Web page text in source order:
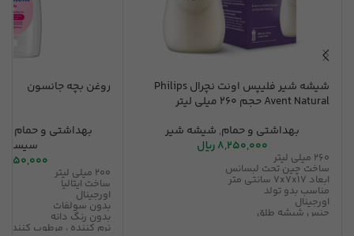
شیشه شیر فلیپس اونت نچرال Philips
Avent Natural حجم 260 میلی لیتر
بهداشتی و حمام, شیشه شیر
8,250,000ریال
260 میلی لیتر
ساخت چین تحت لبسانس
ابعاد ۷x۷x۱۷ سانتی متر
مناسب بدو تولد
اورجینال
جنس شیشه طلق
روغن بچه جانسون
بهداشتی و حمام
200 میلی لیتر
ساخت ایتالیا
اورجینال
بدون سولفات
بدون رنگ دانه
نرم کننده ، مرطوب کننده